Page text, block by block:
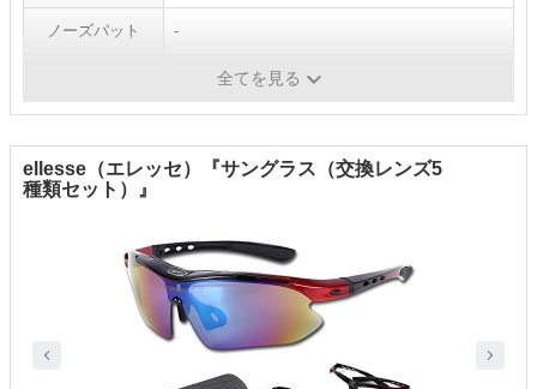
ノーズパット -
全てを見る
ellesse（エレッセ）『サングラス（交換レンズ5
種類セット）』